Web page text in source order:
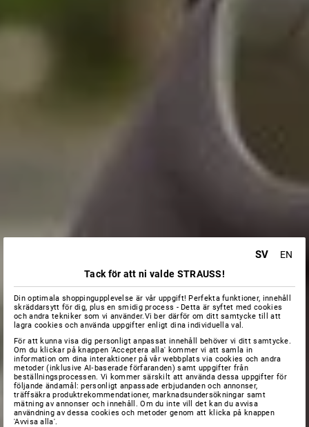
SV
EN
Tack för att ni valde STRAUSS!
Din optimala shoppingupplevelse är vår uppgift! Perfekta funktioner, innehåll
skräddarsytt för dig, plus en smidig process - Detta är syftet med cookies
och andra tekniker som vi använder.Vi ber därför om ditt samtycke till att
lagra cookies och använda uppgifter enligt dina individuella val.
För att kunna visa dig personligt anpassat innehåll behöver vi ditt samtycke.
Om du klickar på knappen 'Acceptera alla' kommer vi att samla in
information om dina interaktioner på vår webbplats via cookies och andra
metoder (inklusive AI‑baserade förfaranden) samt uppgifter från
beställningsprocessen. Vi kommer särskilt att använda dessa uppgifter för
följande ändamål: personligt anpassade erbjudanden och annonser,
träffsäkra produktrekommendationer, marknadsundersökningar samt
mätning av annonser och innehåll. Om du inte vill det kan du avvisa
användning av dessa cookies och metoder genom att klicka på knappen
'Avvisa alla'.